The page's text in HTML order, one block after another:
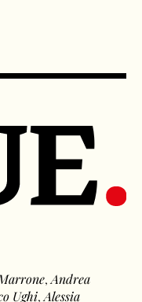
,Andrea
Ughi,Alessia